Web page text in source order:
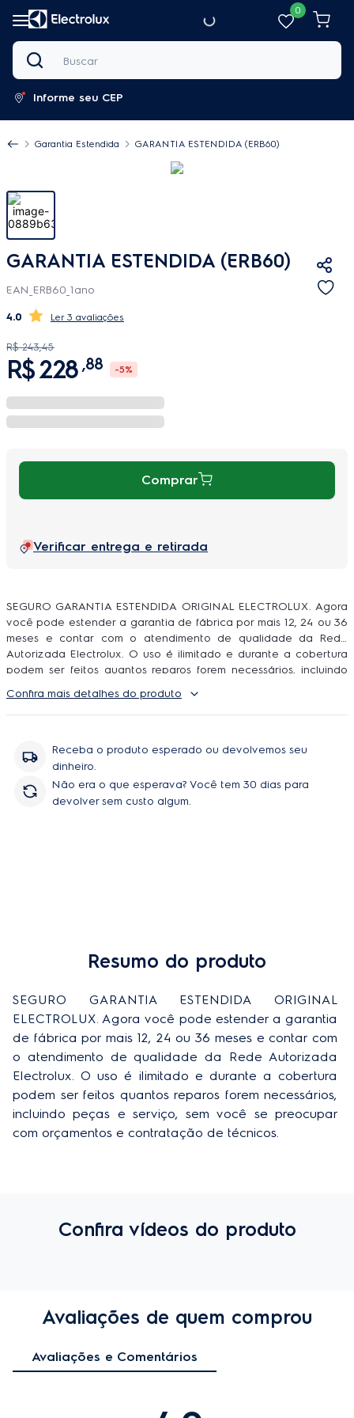
0
Buscar
Informe seu CEP
Garantia Estendida GARANTIA ESTENDIDA (ERB60)
GARANTIA ESTENDIDA (ERB60)
EAN_ERB60_1ano
4.0 3 avaliações
R$ 243,45
R$228 ,88 -5%
Comprar
Verificar entrega e retirada
SEGURO GARANTIA ESTENDIDA ORIGINAL ELECTROLUX. Agora
você pode estender a garantia de fábrica por mais 12, 24 ou 36
meses e contar com o atendimento de qualidade da Rede
Autorizada Electrolux. O uso é ilimitado e durante a cobertura
podem ser feitos quantos reparos forem necessários, incluindo
contratação de técnicos.
Confira mais detalhes do produto
Receba o produto esperado ou devolvemos seu
dinheiro.
Não era o que esperava? Você tem 30 dias para
devolver sem custo algum.
Comprar
Resumo do produto
SEGURO GARANTIA ESTENDIDA ORIGINAL
ELECTROLUX. Agora você pode estender a garantia
de fábrica por mais 12, 24 ou 36 meses e contar com
o atendimento de qualidade da Rede Autorizada
Electrolux. O uso é ilimitado e durante a cobertura
podem ser feitos quantos reparos forem necessários,
incluindo peças e serviço, sem você se preocupar
com orçamentos e contratação de técnicos.
Confira vídeos do produto
Avaliações de quem comprou
Avaliações e Comentários